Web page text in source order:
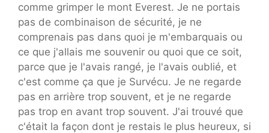
comme grimper le mont Everest. Je ne portais
pas de combinaison de sécurité, je ne
comprenais pas dans quoi je m'embarquais ou
ce que j'allais me souvenir ou quoi que ce soit,
parce que je l'avais rangé, je l'avais oublié, et
c'est comme ça que je Survécu. Je ne regarde
pas en arrière trop souvent, et je ne regarde
pas trop en avant trop souvent. J'ai trouvé que
c'était la façon dont je restais le plus heureux, si